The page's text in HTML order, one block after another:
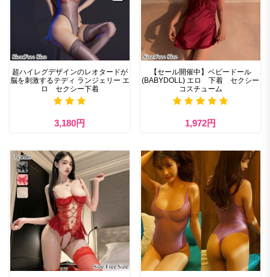
超ハイレグデザインのレオタードが
脳を刺激するテディ ランジェリー エ
ロ セクシー下着
3,180円
【セール開催中】ベビードール
(BABYDOLL) エロ 下着 セクシー
コスチューム
1,972円